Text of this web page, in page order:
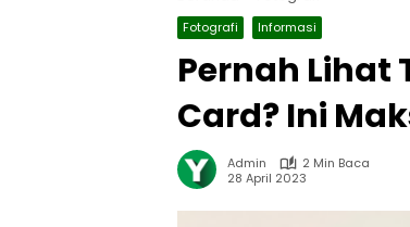
Fotografi Informasi
Pernah Lihat
Card? Ini
Admin
2 Min Baca
28 April 2023